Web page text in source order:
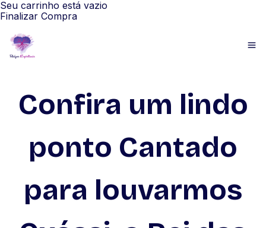
Seu carrinho está vazio
Finalizar Compra
Confira um lindo
ponto Cantado
para louvarmos